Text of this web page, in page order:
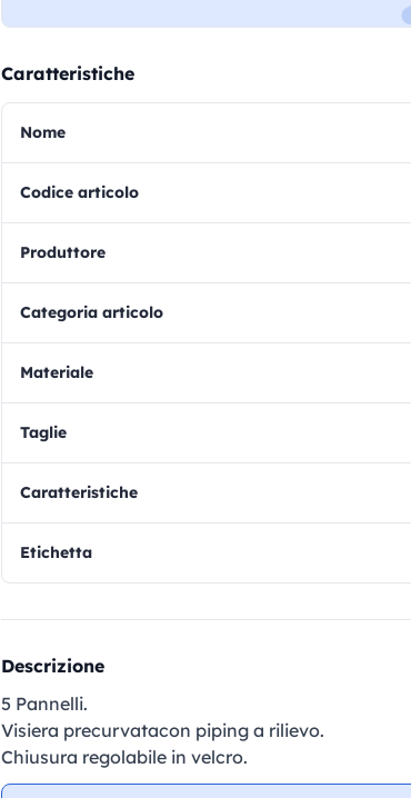
Caratteristiche
Nome
Codice articolo
Produttore
Categoria articolo
materiale
Taglie
Caratteristiche
Etichetta
Descrizione
5 Pannelli.
Visiera precurvatacon piping a rilievo.
Chiusura regolabile in velcro.